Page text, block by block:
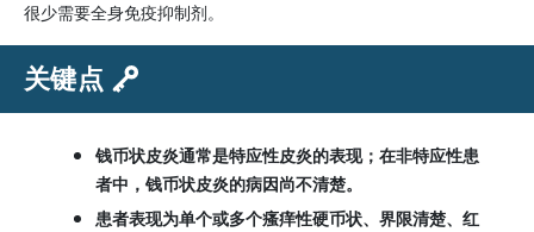
很少需要全身免疫抑制剂。
关键点
钱币状皮炎通常是特应性皮炎的表现；在非特应性患
者中，钱币状皮炎的病因尚不清楚。
患者表现为单个或多个瘙痒性硬币状、界限清楚、红